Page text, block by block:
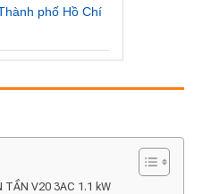
phố Hồ Chí
TẦN V20 3AC 1.1 kW